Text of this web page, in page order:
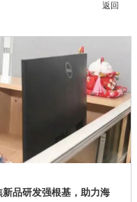
返回
品研发强根基，助力海